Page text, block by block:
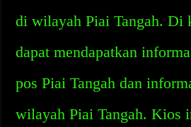
di wilayah Piai Tangah. Di
dapat mendapatkan
pos Piai Tangah dan
wilayah Piai Tangah. Kios